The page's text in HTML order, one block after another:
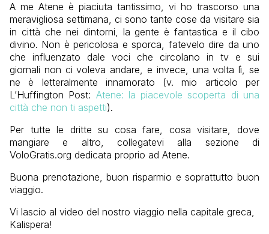
A me Atene è piaciuta tantissimo, vi ho trascorso una
meravigliosa settimana, ci sono tante cose da visitare sia
in città che nei dintorni, la gente è fantastica e il cibo
divino. Non è pericolosa e sporca, fatevelo dire da uno
che influenzato dale voci che circolano in tv e sui
giornali non ci voleva andare, e invece, una volta lì, se
ne è letteralmente innamorato (v. mio articolo per
L’Huffington Post: Atene: la piacevole scoperta di una
città che non ti aspetti).
Per tutte le dritte su cosa fare, cosa visitare, dove
mangiare e altro, collegatevi alla sezione di
VoloGratis.org dedicata proprio ad Atene.
Buona prenotazione, buon risparmio e soprattutto buon
viaggio.
Vi lascio al video del nostro viaggio nella capitale greca,
Kalispera!